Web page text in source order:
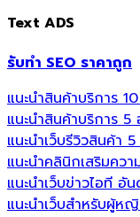
Text ADS
รับทำ SEO ราคาถูก
แนะนำสินค้าบริการ
แนะนำสินค้าบริการ
แนะนำเว็บรีวิวสินค้า
แนะนำคลินิกเสริมค
แนะนำเว็บข่าวไอที อั
แนะนำเว็บสำหรับผู้ห